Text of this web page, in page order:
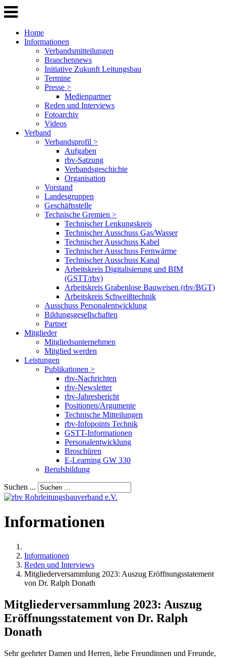
Home
Informationen
Verbandsmitteilungen
Branchennews
Initiative Zukunft Leitungsbau
Termine
Presse >
Medienpartner
Reden und Interviews
Fotoarchiv
Videos
Verband
Verbandsprofil >
Aufgaben
rbv-Satzung
Verbandsgeschichte
Organisation
Vorstand
Landesgruppen
Geschäftsstelle
Technische Gremien >
Technischer Lenkungskreis
Technischer Ausschuss Gas/Wasser
Technischer Ausschuss Kabel
Technischer Ausschuss Fernwärme
Technischer Ausschuss Kanal
Arbeitskreis Digitalisierung und BIM
(GSTT/rbv)
Arbeitskreis Grabenlose Bauweisen (rbv/BGT)
Arbeitskreis Schweißtechnik
Ausschuss Personalentwicklung
Bildungsgesellschaften
Partner
Mitglieder
Mitgliedsunternehmen
Mitglied werden
Leistungen
Publikationen >
rbv-Nachrichten
rbv-Newsletter
rbv-Jahresbericht
Positionen/Argumente
Technische Mitteilungen
rbv-Infopoints Technik
GSTT-Informationen
Personalentwicklung
Broschüren
E-Learning GW 330
Berufsbildung
Suchen ...
Informationen
Informationen
Reden und Interviews
Mitgliederversammlung 2023: Auszug Eröffnungsstatement
von Dr. Ralph Donath
Mitgliederversammlung 2023: Auszug
Eröffnungsstatement von Dr. Ralph
Donath
Sehr geehrter Damen und Herren, liebe Freundinnen und Freunde,